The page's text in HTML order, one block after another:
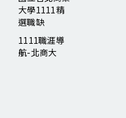
大學1111精
選職缺
1111職涯導
航-北商大